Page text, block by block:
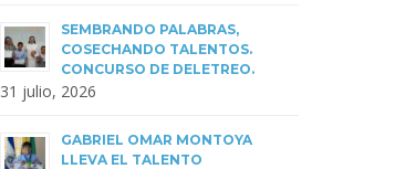
SEMBRANDO PALABRAS,
COSECHANDO TALENTOS.
CONCURSO DE DELETREO.
31 julio, 2026
GABRIEL OMAR MONTOYA
LLEVA EL TALENTO